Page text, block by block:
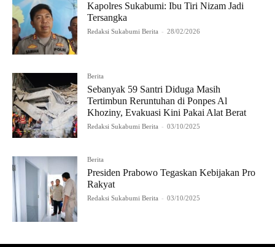
Kapolres Sukabumi: Ibu Tiri Nizam Jadi
Tersangka
Redaksi Sukabumi Berita - 28/02/2026
Berita
Sebanyak 59 Santri Diduga Masih
Tertimbun Reruntuhan di Ponpes Al
Khoziny, Evakuasi Kini Pakai Alat Berat
Redaksi Sukabumi Berita - 03/10/2025
Berita
Presiden Prabowo Tegaskan Kebijakan Pro
Rakyat
Redaksi Sukabumi Berita - 03/10/2025